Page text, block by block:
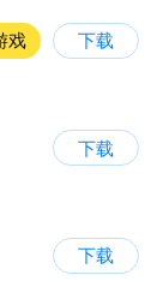
戏 下载
下载
下载